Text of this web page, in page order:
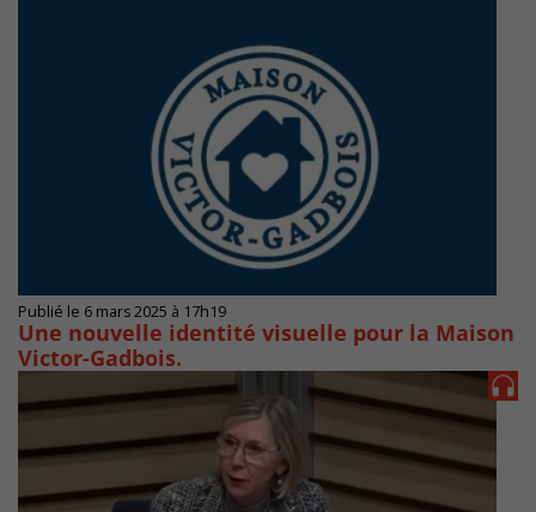
Publié le 6 mars 2025 à 17h19
Une nouvelle identité visuelle pour la Maison
Victor-Gadbois.